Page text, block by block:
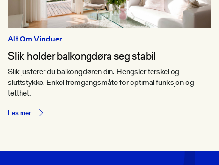
Alt Om Vinduer
Slik holder balkongdøra seg stabil
Slik justerer du balkongdøren din. Hengsler terskel og
sluttstykke. Enkel fremgangsmåte for optimal funksjon og
tetthet.
Les mer